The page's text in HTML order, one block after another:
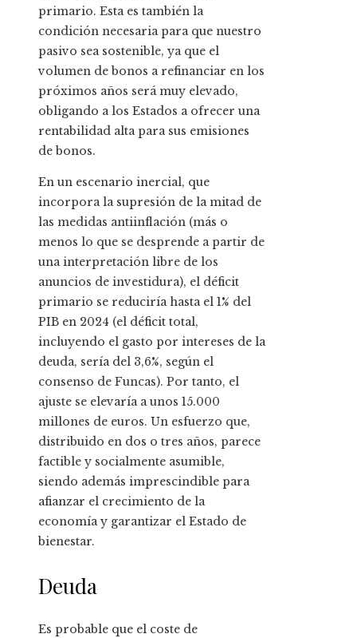
primario. Esta es también la
condición necesaria para que nuestro
pasivo sea sostenible, ya que el
volumen de bonos a refinanciar en los
próximos años será muy elevado,
obligando a los Estados a ofrecer una
rentabilidad alta para sus emisiones
de bonos.
En un escenario inercial, que
incorpora la supresión de la mitad de
las medidas antiinflación (más o
menos lo que se desprende a partir de
una interpretación libre de los
anuncios de investidura), el déficit
primario se reduciría hasta el 1% del
PIB en 2024 (el déficit total,
incluyendo el gasto por intereses de la
deuda, sería del 3,6%, según el
consenso de Funcas). Por tanto, el
ajuste se elevaría a unos 15.000
millones de euros. Un esfuerzo que,
distribuido en dos o tres años, parece
factible y socialmente asumible,
siendo además imprescindible para
afianzar el crecimiento de la
economía y garantizar el Estado de
bienestar.
Deuda
Es probable que el coste de